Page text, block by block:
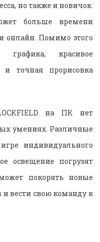
но также и новичок.
больше времени
онлайн. Помимо этого
графика, красивое
и точная прорисовка
на ПК нет
умениях. Различные
индивидуального
освещение погрузят
покорять новые
вести свою команду к